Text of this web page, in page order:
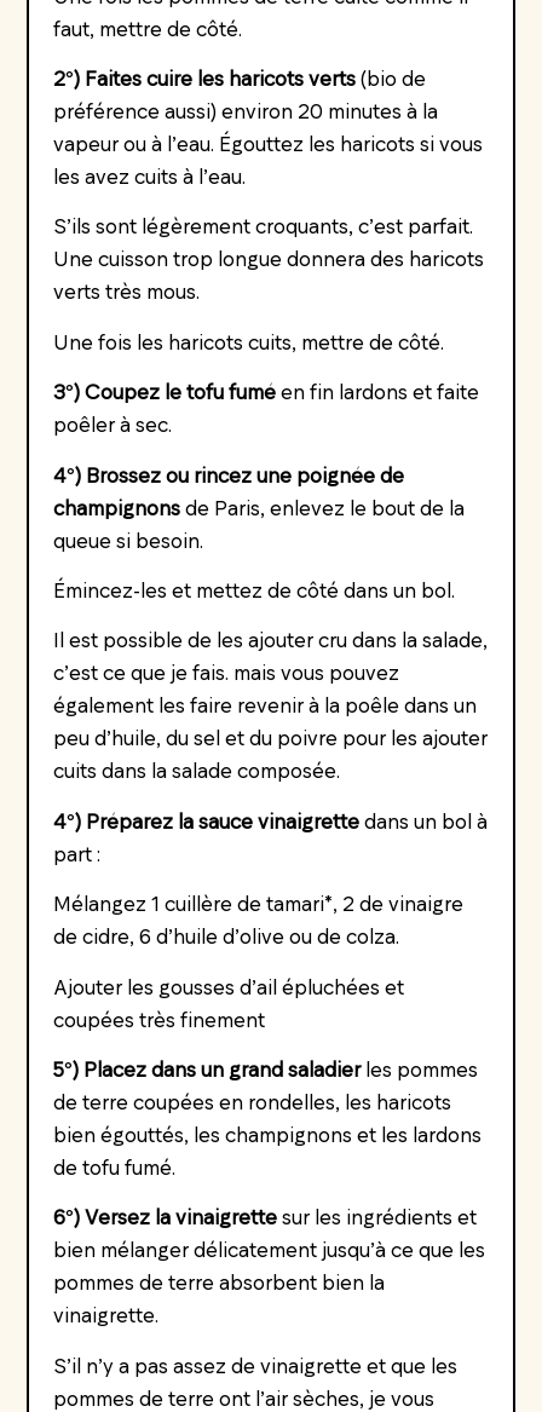
faut, mettre de côté.
2°) Faites cuire les haricots verts (bio de
préférence aussi) environ 20 minutes à la
vapeur ou à l’eau. Égouttez les haricots si vous
les avez cuits à l’eau.
S’ils sont légèrement croquants, c’est parfait.
Une cuisson trop longue donnera des haricots
verts très mous.
Une fois les haricots cuits, mettre de côté.
3°) Coupez le tofu fumé en fin lardons et faite
poêler à sec.
4°) Brossez ou rincez une poignée de
champignons de Paris, enlevez le bout de la
queue si besoin.
Émincez-les et mettez de côté dans un bol.
Il est possible de les ajouter cru dans la salade,
c’est ce que je fais. mais vous pouvez
également les faire revenir à la poêle dans un
peu d’huile, du sel et du poivre pour les ajouter
cuits dans la salade composée.
4°) Préparez la sauce vinaigrette dans un bol à
part :
Mélangez 1 cuillère de tamari*, 2 de vinaigre
de cidre, 6 d’huile d’olive ou de colza.
Ajouter les gousses d’ail épluchées et
coupées très finement
5°) Placez dans un grand saladierles pommes
de terre coupées en rondelles, les haricots
bien égouttés, les champignons et les lardons
de tofu fumé.
6°) Versez la vinaigrette sur les ingrédients et
bien mélanger délicatement jusqu’à ce que les
pommes de terre absorbent bien la
vinaigrette.
S’il n’y a pas assez de vinaigrette et que les
pommes de terre ont l’air sèches, je vous